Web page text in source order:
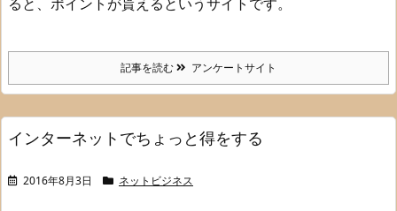
記事を読む アンケートサイト
インターネットでちょっと得をする
2016年8月3日 ネットビジネス